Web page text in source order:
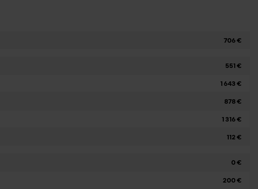
706 €
551 €
1 643 €
878 €
1 316 €
112 €
0 €
200 €